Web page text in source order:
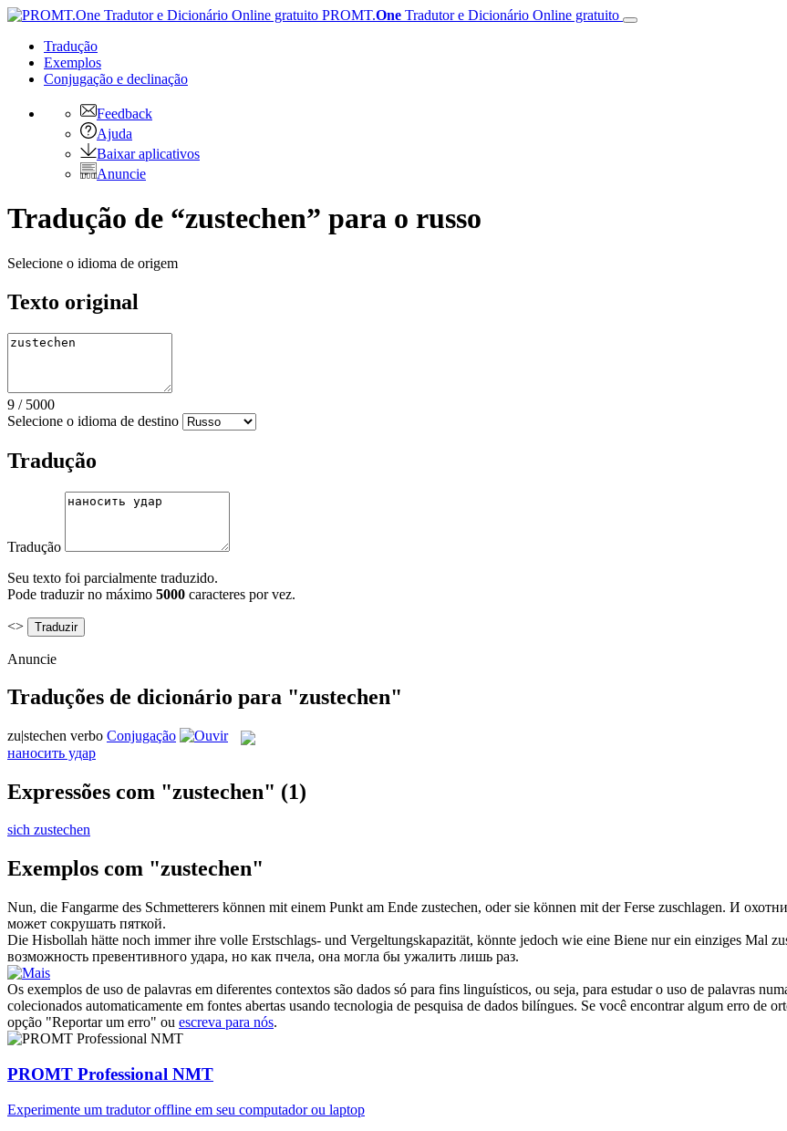
PROMT.One Tradutor e Dicionário Online gratuito
Tradução
Exemplos
Conjugação e declinação
Feedback
Ajuda
Baixar aplicativos
Anuncie
Tradução de “zustechen” para o russo
Selecione o idioma de origem
Texto original
9 / 5000
Selecione o idioma de destino
Tradução
Tradução
Seu texto foi parcialmente traduzido.
Pode traduzir no máximo 5000 caracteres por vez.
<>
Anuncie
Traduções de dicionário para "zustechen"
zu|stechen verbo Conjugação
наносить удар
Expressões com "zustechen" (1)
sich zustechen
Exemplos com "zustechen"
Nun, die Fangarme des Schmetterers können mit einem Punkt am Ende zustechen, oder sie können mit der Ferse zuschlagen. И
может сокрушать пяткой.
Die Hisbollah hätte noch immer ihre volle Erstschlags- und Vergeltungskapazität, könnte jedoch wie eine Biene nur ein einziges Mal
возможность превентивного удара, но как пчела, она могла бы ужалить лишь раз.
Os exemplos de uso de palavras em diferentes contextos são dados só para fins linguísticos, ou seja, para estudar o uso de palavras
colecionados automaticamente em fontes abertas usando tecnologia de pesquisa de dados bilíngues. Se você encontrar algum erro de
opção "Reportar um erro" ou escreva para nós.
PROMT Professional NMT
Experimente um tradutor offline em seu computador ou laptop